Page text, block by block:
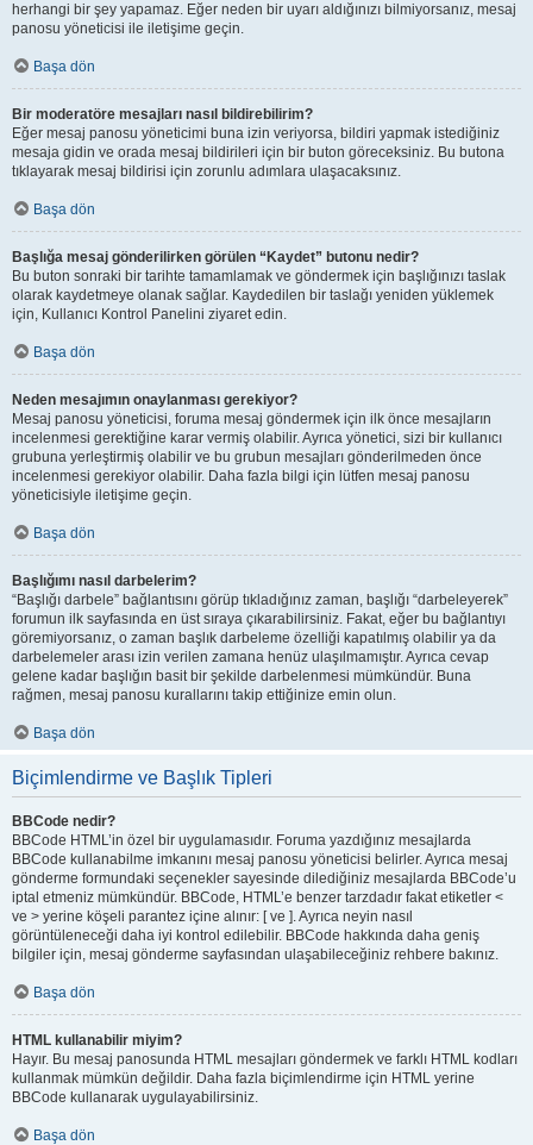
herhangi bir şey yapamaz. Eğer neden bir uyarı aldığınızı bilmiyorsanız, mesaj
panosu yöneticisi ile iletişime geçin.
Başa dön
Bir moderatöre mesajları nasıl bildirebilirim?
Eğer mesaj panosu yöneticimi buna izin veriyorsa, bildiri yapmak istediğiniz
mesaja gidin ve orada mesaj bildirileri için bir buton göreceksiniz. Bu butona
tıklayarak mesaj bildirisi için zorunlu adımlara ulaşacaksınız.
Başa dön
Başlığa mesaj gönderilirken görülen “Kaydet” butonu nedir?
Bu buton sonraki bir tarihte tamamlamak ve göndermek için başlığınızı taslak
olarak kaydetmeye olanak sağlar. Kaydedilen bir taslağı yeniden yüklemek
için, Kullanıcı Kontrol Panelini ziyaret edin.
Başa dön
Neden mesajımın onaylanması gerekiyor?
Mesaj panosu yöneticisi, foruma mesaj göndermek için ilk önce mesajların
incelenmesi gerektiğine karar vermiş olabilir. Ayrıca yönetici, sizi bir kullanıcı
grubuna yerleştirmiş olabilir ve bu grubun mesajları gönderilmeden önce
incelenmesi gerekiyor olabilir. Daha fazla bilgi için lütfen mesaj panosu
yöneticisiyle iletişime geçin.
Başa dön
Başlığımı nasıl darbelerim?
“Başlığı darbele” bağlantısını görüp tıkladığınız zaman, başlığı “darbeleyerek”
forumun ilk sayfasında en üst sıraya çıkarabilirsiniz. Fakat, eğer bu bağlantıyı
göremiyorsanız, o zaman başlık darbeleme özelliği kapatılmış olabilir ya da
darbelemeler arası izin verilen zamana henüz ulaşılmamıştır. Ayrıca cevap
gelene kadar başlığın basit bir şekilde darbelenmesi mümkündür. Buna
rağmen, mesaj panosu kurallarını takip ettiğinize emin olun.
Başa dön
Biçimlendirme ve Başlık Tipleri
BBCode nedir?
BBCode HTML’in özel bir uygulamasıdır. Foruma yazdığınız mesajlarda
BBCode kullanabilme imkanını mesaj panosu yöneticisi belirler. Ayrıca mesaj
gönderme formundaki seçenekler sayesinde dilediğiniz mesajlarda BBCode’u
iptal etmeniz mümkündür. BBCode, HTML’e benzer tarzdadır fakat etiketler <
ve > yerine köşeli parantez içine alınır: [ ve ]. Ayrıca neyin nasıl
görüntüleneceği daha iyi kontrol edilebilir. BBCode hakkında daha geniş
bilgiler için, mesaj gönderme sayfasından ulaşabileceğiniz rehbere bakınız.
Başa dön
HTML kullanabilir miyim?
Hayır. Bu mesaj panosunda HTML mesajları göndermek ve farklı HTML kodları
kullanmak mümkün değildir. Daha fazla biçimlendirme için HTML yerine
BBCode kullanarak uygulayabilirsiniz.
Başa dön